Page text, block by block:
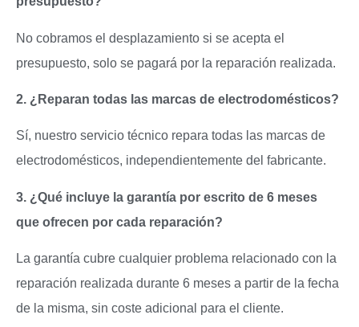
No cobramos el desplazamiento si se acepta el
presupuesto, solo se pagará por la reparación realizada.
2. ¿Reparan todas las marcas de electrodomésticos?
Sí, nuestro servicio técnico repara todas las marcas de
electrodomésticos, independientemente del fabricante.
3. ¿Qué incluye la garantía por escrito de 6 meses
que ofrecen por cada reparación?
La garantía cubre cualquier problema relacionado con la
reparación realizada durante 6 meses a partir de la fecha
de la misma, sin coste adicional para el cliente.